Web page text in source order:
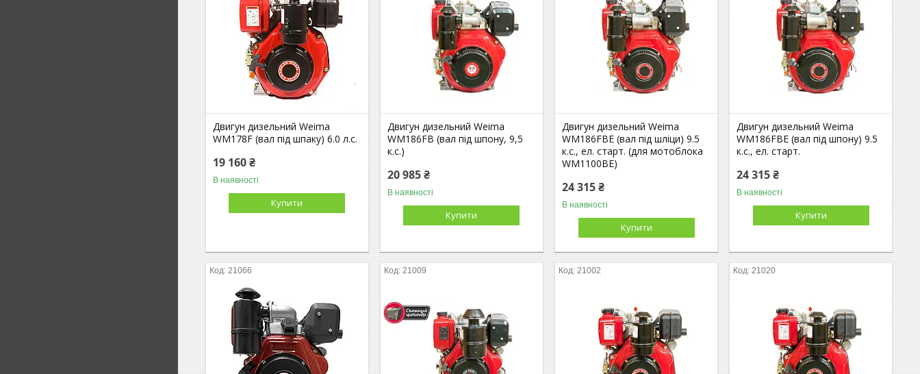
Двигун дизельний Weima
WM178F (вал під шпаку) 6.0 л.с.
19 160 ₴
В наявності
Купити
Двигун дизельний Weima
WM186FB (вал під шпону, 9,5
к.с.)
20 985 ₴
В наявності
Купити
Двигун дизельний Weima
WM186FBE (вал під шліци) 9.5
к.с., ел. старт. (для мотоблока
WM1100ВЕ)
24 315 ₴
В наявності
Купити
Двигун дизельний Weima
WM186FBE (вал під шпону) 9.5
к.с., ел. старт.
24 315 ₴
В наявності
Купити
21066 21009 21002 21020